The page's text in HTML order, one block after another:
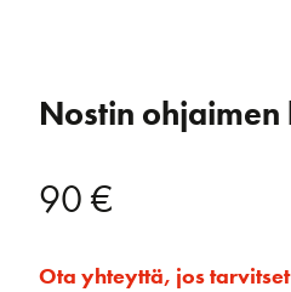
Nostin
90€
Ota yhteyttä, jos